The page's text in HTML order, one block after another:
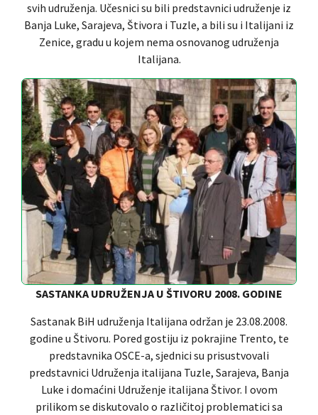
svih udruženja. Učesnici su bili predstavnici udruženje iz
Banja Luke, Sarajeva, Štivora i Tuzle, a bili su i Italijani iz
Zenice, gradu u kojem nema osnovanog udruženja
Italijana.
SASTANKA UDRUŽENJA U ŠTIVORU 2008. GODINE
Sastanak BiH udruženja Italijana održan je 23.08.2008.
godine u Štivoru. Pored gostiju iz pokrajine Trento, te
predstavnika OSCE-a, sjednici su prisustvovali
predstavnici Udruženja italijana Tuzle, Sarajeva, Banja
Luke i domaćini Udruženje italijana Štivor. I ovom
prilikom se diskutovalo o različitoj problematici sa